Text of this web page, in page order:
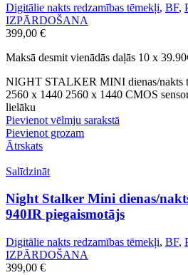
Digitālie nakts redzamības tēmekļi, BF,
IZPĀRDOŠANA
399,00 €
Maksā desmit vienādās daļās 10 x
NIGHT STALKER MINI dienas/nakts
2560 x 1440 2560 x 1440 CMOS
lielāku
Pievienot vēlmju sarakstā
Pievienot grozam
Ātrskats
Salīdzināt
Night Stalker Mini dienas/
940IR piegaismotājs
Digitālie nakts redzamības tēmekļi, BF,
IZPĀRDOŠANA
399,00 €